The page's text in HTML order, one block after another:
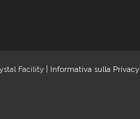
Facility | Informativa sulla Privacy